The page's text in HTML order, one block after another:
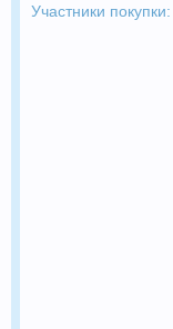
Участники покупки: